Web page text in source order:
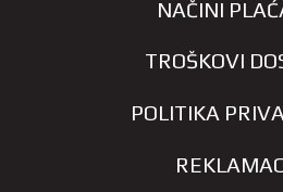
NAČINI
TROŠKOVI
POLITIKA